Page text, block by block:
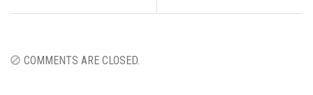
COMMENTS ARE CLOSED.